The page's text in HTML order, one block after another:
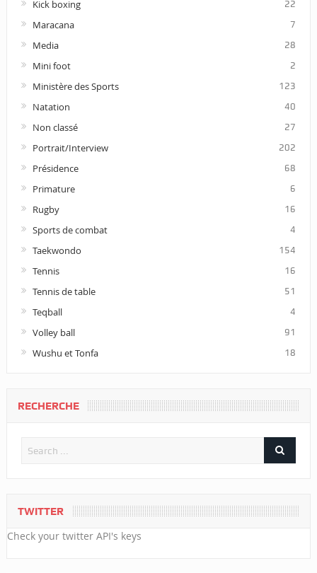
Kick boxing 22
Maracana 7
Media 28
Mini foot 2
Ministère des Sports 123
Natation 40
Non classé 27
Portrait/Interview 202
Présidence 68
Primature 6
Rugby 16
Sports de combat 4
Taekwondo 154
Tennis 16
Tennis de table 51
Teqball 4
Volley ball 91
Wushu et Tonfa 18
RECHERCHE
TWITTER
Check your twitter API's keys